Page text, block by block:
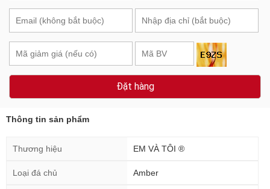
Đặt hàng
Thông tin sản phẩm
Thương hiệu EM VÀ TÔI ®
Loại đá chủ Amber